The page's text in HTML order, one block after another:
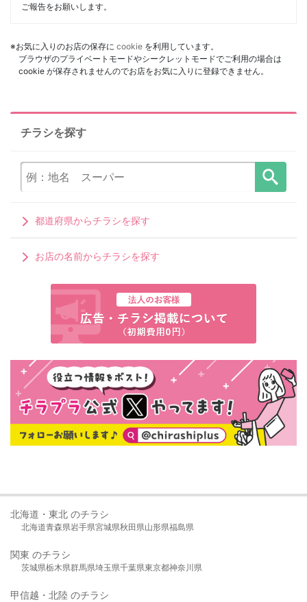
ご報告をお願いします。
※お気に入りのお店の保存に cookie を利用しています。
ブラウザのプライベートモードやシークレットモードでご利用の場合は
cookie が保存されませんのでお店をお気に入りに登録できません。
チラシを探す
都道府県からチラシを探す
お店の名前からチラシを探す
北海道・東北 のチラシ
北海道青森県岩手県宮城県秋田県山形県福島県
関東 のチラシ
茨城県栃木県群馬県埼玉県千葉県東京都神奈川県
甲信越・北陸 のチラシ